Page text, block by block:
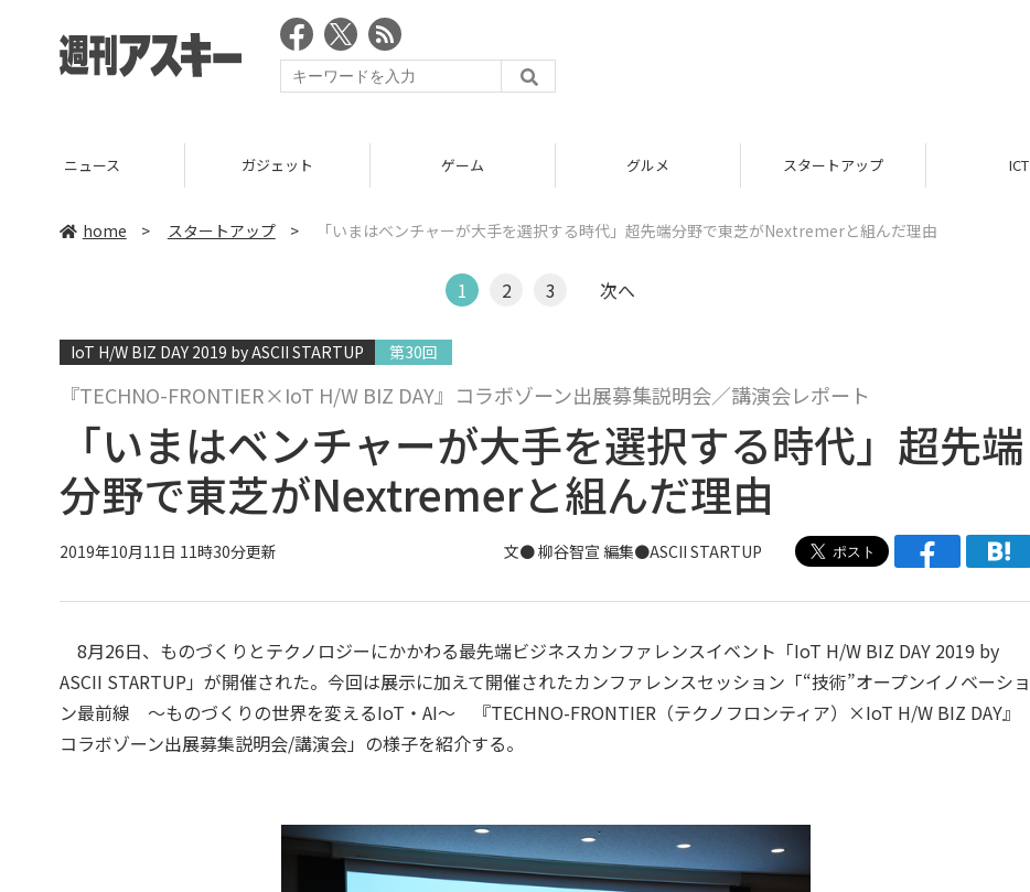
ニュース ガジェット ゲーム グルメ スタートアップ ICT
home > スタートアップ > 「いまはベンチャーが大手を選択する時代」超先端分野で東芝がNextremerと組んだ理由
1 2 3 次へ
IoT H/W BIZ DAY 2019 by ASCII STARTUP 第30回
『TECHNO-FRONTIER×IoT H/W BIZ DAY』コラボゾーン出展募集説明会／講演会レポート
「いまはベンチャーが大手を選択する時代」超先端
分野で東芝がNextremerと組んだ理由
2019年10月11日 11時30分更新 文● 柳谷智宣 編集●ASCII STARTUP
8月26日、ものづくりとテクノロジーにかかわる最先端ビジネスカンファレンスイベント「IoT H/W BIZ DAY 2019 by
ASCII STARTUP」が開催された。今回は展示に加えて開催されたカンファレンスセッション「“技術”オープンイノベーショ
ン最前線 ～ものづくりの世界を変えるIoT・AI～ 『TECHNO-FRONTIER（テクノフロンティア）×IoT H/W BIZ DAY』
コラボゾーン出展募集説明会/講演会」の様子を紹介する。